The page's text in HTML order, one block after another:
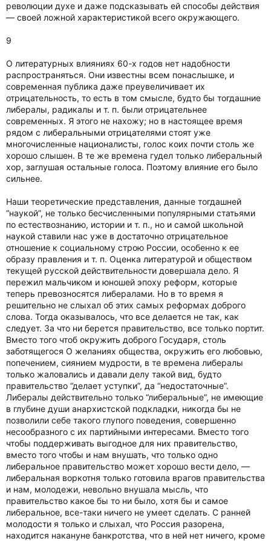
революции духе и даже подсказывать ей способы действия
— своей ложной характеристикой всего окружающего.
9
О литературных влияниях 60-х годов нет надобности
распространяться. Они известны всем понаслышке, и
современная публика даже преувеличивает их
отрицательность, то есть в том смысле, будто бы тогдашние
либералы, радикалы и т. п. были отрицательнее
современных. Я этого не нахожу; но в настоящее время
рядом с либеральными отрицателями стоят уже
многочисленные националисты, голос коих почти столь же
хорошо слышен. В те же времена гудел только либеральный
хор, заглушая остальные голоса. Поэтому влияние его было
сильнее.
Наши теоретические представления, данные тогдашней
“наукой”, не только бесчисленными популярными статьями
по естествознанию, истории и т. п., но и самой школьной
наукой ставили нас уже в достаточно отрицательное
отношение к социальному строю России, особенно к ее
образу правления и т. п. Оценка литературой и обществом
текущей русской действительности довершала дело. Я
пережил мальчиком и юношей эпоху реформ, которые
теперь превозносятся либералами. Но в то время я
решительно не слыхал об этих самых реформах доброго
слова. Тогда оказывалось, что все делается не так, как
следует. За что ни берется правительство, все только портит.
Вместо того чтоб окружить доброго Государя, столь
заботящегося О желаниях общества, окружить его любовью,
попечением, сиянием мудрости, в те времена либералы
только жаловались и давали делу такой вид, будто
правительство “делает уступки”, да “недостаточные”.
Либералы действительно только “либеральные”, не имеющие
в глубине души анархистской подкладки, никогда бы не
позволили себе такого глупого поведения, совершенно
несообразного с их партийными интересами. Вместо того
чтобы поддерживать выгодное для них правительство,
вместо того чтобы и нам внушать, что только одно
либеральное правительство может хорошо вести дело, —
либеральная воркотня только готовила врагов правительства
и нам, молодежи, невольно внушала мысль, что
правительство какое бы то ни было, хотя бы и самое
либеральное, все-таки ничего не умеет сделать. С ранней
молодости я только и слыхал, что Россия разорена,
находится накануне банкротства, что в ней нет ничего, кроме